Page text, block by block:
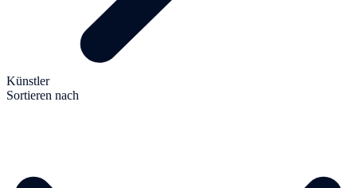
Künstler
Sortieren nach